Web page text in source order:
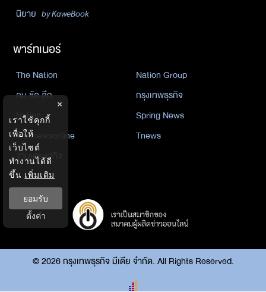
นิยาย by KaweBook
พาร์ทเนอร์
The Nation
Nation Group
คม ชัด ลึก
กรุงเทพธุรกิจ
Nation
Spring News
Thainewsonline
Tnews
ฐานเศรษฐกิจ
©2026กรุงเทพธุรกิจ มีเดีย จำกัด. All Rights Reserved.
×
เราใช้คุกกี้
เพื่อให้
เว็บไซต์
ทำงานได้ดี
ขึ้น เพิ่มเติม
ยอมรับ
ตั้งค่า